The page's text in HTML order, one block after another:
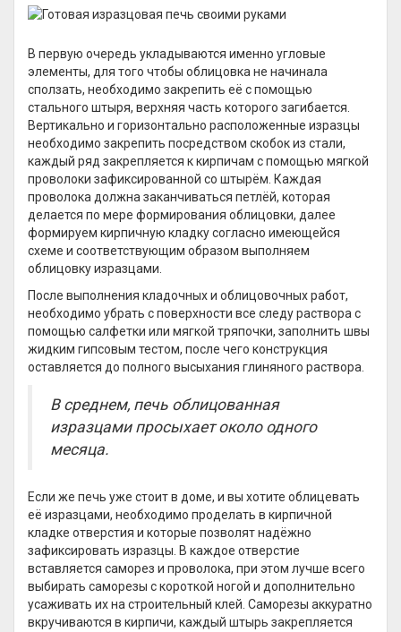
В первую очередь укладываются именно угловые
элементы, для того чтобы облицовка не начинала
сползать, необходимо закрепить её с помощью
стального штыря, верхняя часть которого загибается.
Вертикально и горизонтально расположенные изразцы
необходимо закрепить посредством скобок из стали,
каждый ряд закрепляется к кирпичам с помощью мягкой
проволоки зафиксированной со штырём. Каждая
проволока должна заканчиваться петлёй, которая
делается по мере формирования облицовки, далее
формируем кирпичную кладку согласно имеющейся
схеме и соответствующим образом выполняем
облицовку изразцами.
После выполнения кладочных и облицовочных работ,
необходимо убрать с поверхности все следу раствора с
помощью салфетки или мягкой тряпочки, заполнить швы
жидким гипсовым тестом, после чего конструкция
оставляется до полного высыхания глиняного раствора.
В среднем, печь облицованная
изразцами просыхает около одного
месяца.
Если же печь уже стоит в доме, и вы хотите облицевать
её изразцами, необходимо проделать в кирпичной
кладке отверстия и которые позволят надёжно
зафиксировать изразцы. В каждое отверстие
вставляется саморез и проволока, при этом лучше всего
выбирать саморезы с короткой ногой и дополнительно
усаживать их на строительный клей. Саморезы аккуратно
вкручиваются в кирпичи, каждый штырь закрепляется